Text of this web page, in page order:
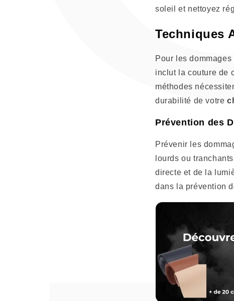
soleil et nettoyez
Techniques
Pour les
inclut la couture de
méthodes
durabilité de votre
Prévention des
Prévenir les
lourds ou
directe et de la
dans la prévention